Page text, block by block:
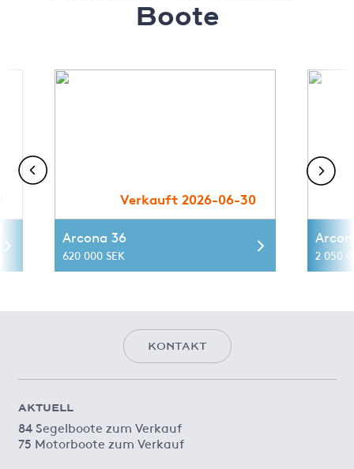
Boote
Verkauft 2026-06-30
Arcona 36
620 000 SEK 2 050
KONTAKT
AKTUELL
84 Segelboote zum Verkauf
75 Motorboote zum Verkauf